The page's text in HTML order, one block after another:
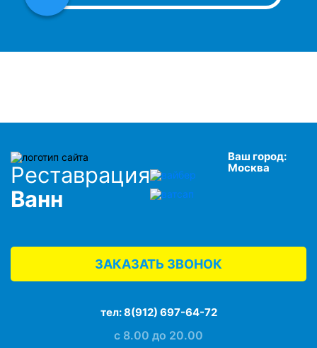
Реставрация
Ванн
Ваш город:
Москва
ЗАКАЗАТЬ ЗВОНОК
тел:8(912) 697-64-72
с 8.00 до 20.00